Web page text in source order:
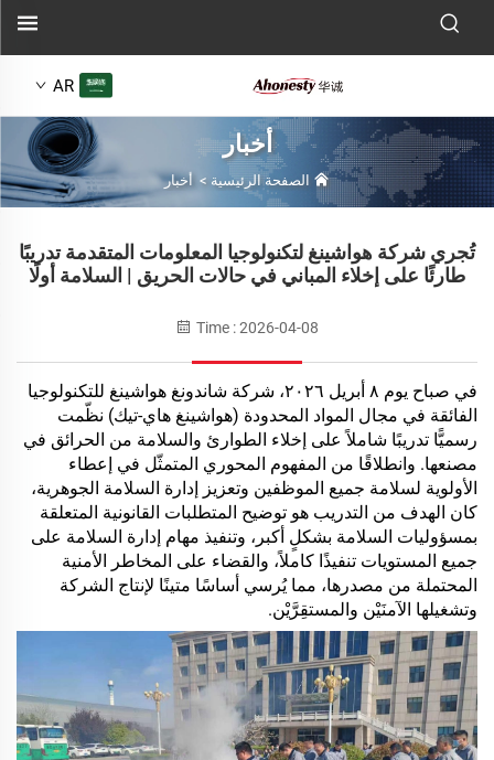
AR
أخبار
الصفحة الرئيسية > أخبار
تُجري شركة هواشينغ لتكنولوجيا المعلومات المتقدمة تدريبًا
طارئًا على إخلاء المباني في حالات الحريق | السلامة أولًا
Time : 2026-04-08
في صباح يوم ٨ أبريل ٢٠٢٦،
شركة شاندونغ هواشينغ للتكنولوجيا
الفائقة في مجال المواد المحدودة (هواشينغ هاي-تيك) نظّمت
رسميًّا تدريبًا شاملاً على إخلاء الطوارئ والسلامة من الحرائق في
مصنعها. وانطلاقًا من المفهوم المحوري المتمثّل في إعطاء
الأولوية لسلامة جميع الموظفين وتعزيز إدارة السلامة الجوهرية،
كان الهدف من التدريب هو توضيح المتطلبات القانونية المتعلقة
بمسؤوليات السلامة بشكلٍ أكبر، وتنفيذ مهام إدارة السلامة على
جميع المستويات تنفيذًا كاملاً، والقضاء على المخاطر الأمنية
المحتملة من مصدرها، مما يُرسي أساسًا متينًا لإنتاج الشركة
وتشغيلها الآمنَيْن والمستقِرَّيْن.